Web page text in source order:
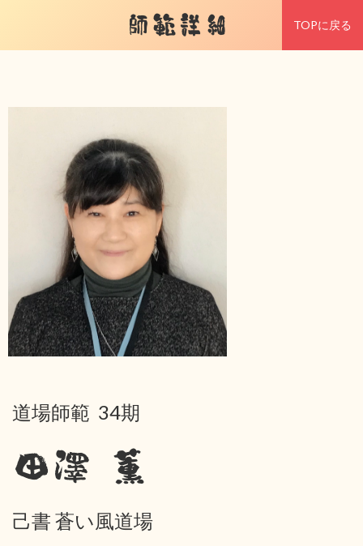
師範詳細 TOPに戻る
道場師範 34期
田澤 薫
己書 蒼い風道場